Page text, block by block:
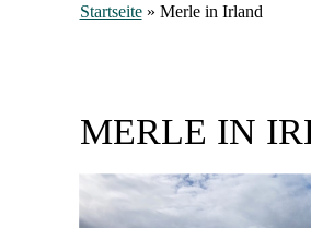
Startseite» Merle in Irland
MERLE IN